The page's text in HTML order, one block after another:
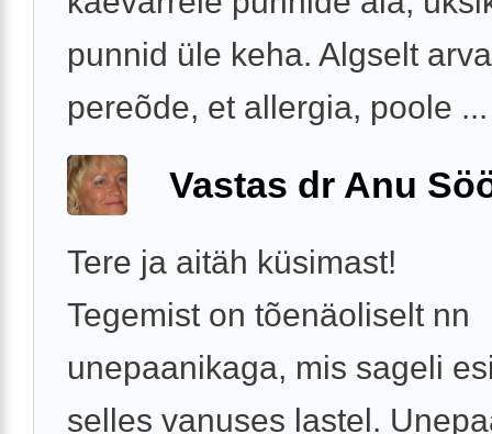
punnid üle keha. Algselt
pereõde, et allergia, poole ...
Vastas dr Anu
Tere ja aitäh küsimast!
Tegemist on tõenäoliselt nn
unepaanikaga, mis sageli
selles vanuses lastel.